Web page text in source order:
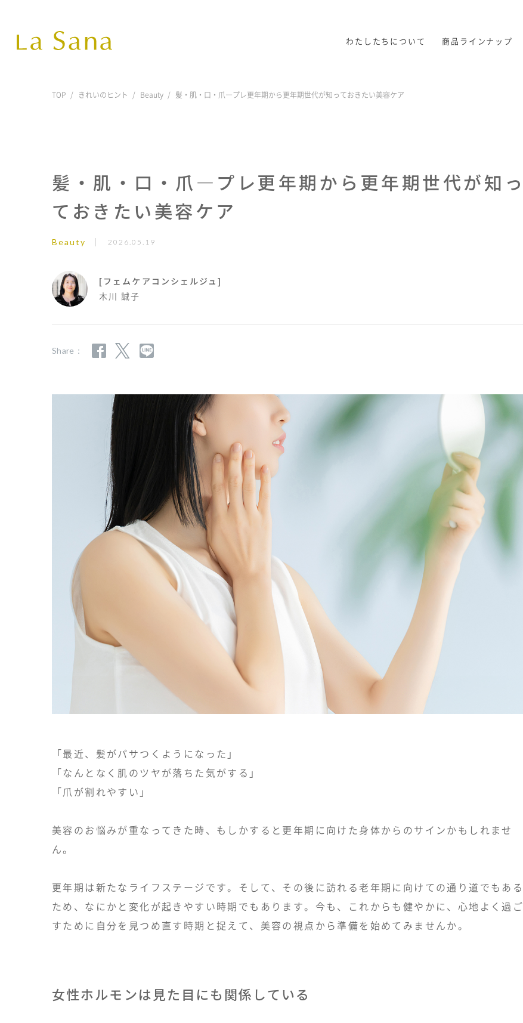
わたしたちについて 商品ラインナップ
TOP きれいのヒント Beauty 髪・肌・口・爪―プレ更年期から更年期世代が知っておきたい美容ケア
髪・肌・口・爪―プレ更年期から更年期世代が知っ
ておきたい美容ケア
Beauty 2026.05.19
[フェムケアコンシェルジュ]
木川 誠子
Share：
「最近、髪がパサつくようになった」
「なんとなく肌のツヤが落ちた気がする」
「爪が割れやすい」
美容のお悩みが重なってきた時、もしかすると更年期に向けた身体からのサインかもしれませ
ん。
更年期は新たなライフステージです。そして、その後に訪れる老年期に向けての通り道でもある
ため、なにかと変化が起きやすい時期でもあります。今も、これからも健やかに、心地よく過ご
すために自分を見つめ直す時期と捉えて、美容の視点から準備を始めてみませんか。
女性ホルモンは見た目にも関係している